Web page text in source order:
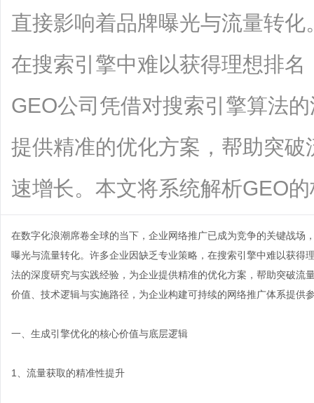
直接影响着品牌曝光与流量转
在搜索引擎中难以获得理想排
GEO公司凭借对搜索引擎算法
提供精准的优化方案，帮助突
速增长。本文将系统解析GEO
在数字化浪潮席卷全球的当下，企业网络推广已成为竞争的关键战
曝光与流量转化。许多企业因缺乏专业策略，在搜索引擎中难以获得
法的深度研究与实践经验，为企业提供精准的优化方案，帮助突破
价值、技术逻辑与实施路径，为企业构建可持续的网络推广体系提供
一、生成引擎优化的核心价值与底层逻辑
1、流量获取的精准性提升